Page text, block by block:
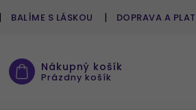
BALÍME S LÁSKOU DOPRAVA A
Nákupný košík
Prázdny košík